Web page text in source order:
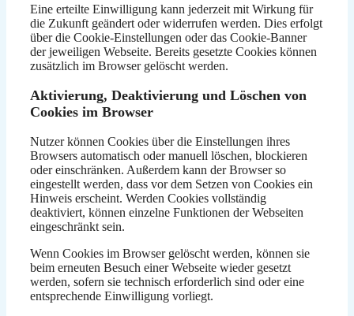
Eine erteilte Einwilligung kann jederzeit mit Wirkung für
die Zukunft geändert oder widerrufen werden. Dies erfolgt
über die Cookie-Einstellungen oder das Cookie-Banner
der jeweiligen Webseite. Bereits gesetzte Cookies können
zusätzlich im Browser gelöscht werden.
Aktivierung, Deaktivierung und Löschen von
Cookies im Browser
Nutzer können Cookies über die Einstellungen ihres
Browsers automatisch oder manuell löschen, blockieren
oder einschränken. Außerdem kann der Browser so
eingestellt werden, dass vor dem Setzen von Cookies ein
Hinweis erscheint. Werden Cookies vollständig
deaktiviert, können einzelne Funktionen der Webseiten
eingeschränkt sein.
Wenn Cookies im Browser gelöscht werden, können sie
beim erneuten Besuch einer Webseite wieder gesetzt
werden, sofern sie technisch erforderlich sind oder eine
entsprechende Einwilligung vorliegt.